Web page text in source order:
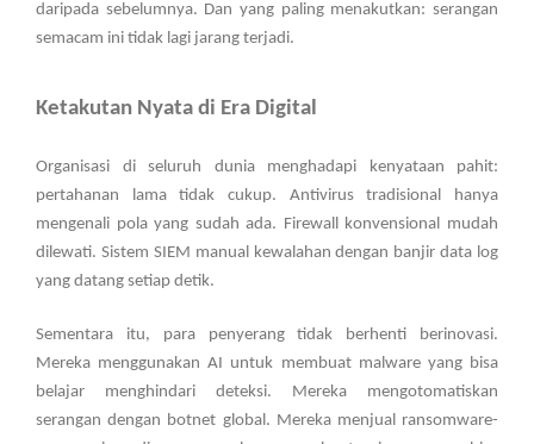
daripada sebelumnya. Dan yang paling menakutkan: serangan
semacam ini tidak lagi jarang terjadi.
Ketakutan Nyata di Era Digital
Organisasi di seluruh dunia menghadapi kenyataan pahit:
pertahanan lama tidak cukup. Antivirus tradisional hanya
mengenali pola yang sudah ada. Firewall konvensional mudah
dilewati. Sistem SIEM manual kewalahan dengan banjir data log
yang datang setiap detik.
Sementara itu, para penyerang tidak berhenti berinovasi.
Mereka menggunakan AI untuk membuat malware yang bisa
belajar menghindari deteksi. Mereka mengotomatiskan
serangan dengan botnet global. Mereka menjual ransomware-